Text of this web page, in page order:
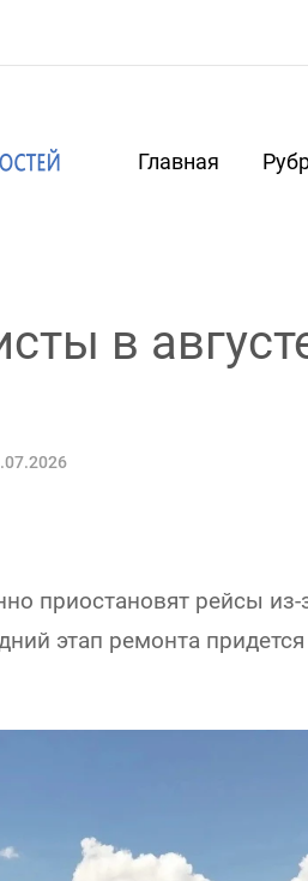
Главная
в
приостановят рейсы из-
этап ремонта